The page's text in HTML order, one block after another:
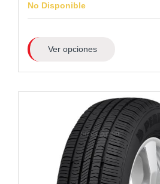
No Disponible
Ver opciones